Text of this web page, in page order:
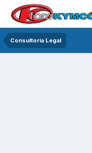
Consultoria Legal